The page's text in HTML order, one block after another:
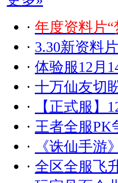
· 年度资料片
· 3.30新资料
· 体验服12月
· 十万仙友切
·
【正式服】
· 王者全服PK
·
《诛仙手游
· 全区全服飞